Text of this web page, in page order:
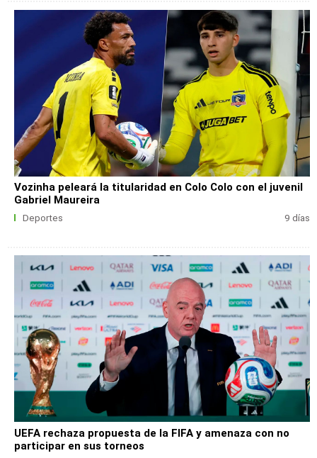
Vozinha peleará la titularidad en Colo Colo con el juvenil
Gabriel Maureira
Deportes 9 días
UEFA rechaza propuesta de la FIFA y amenaza con no
participar en sus torneos